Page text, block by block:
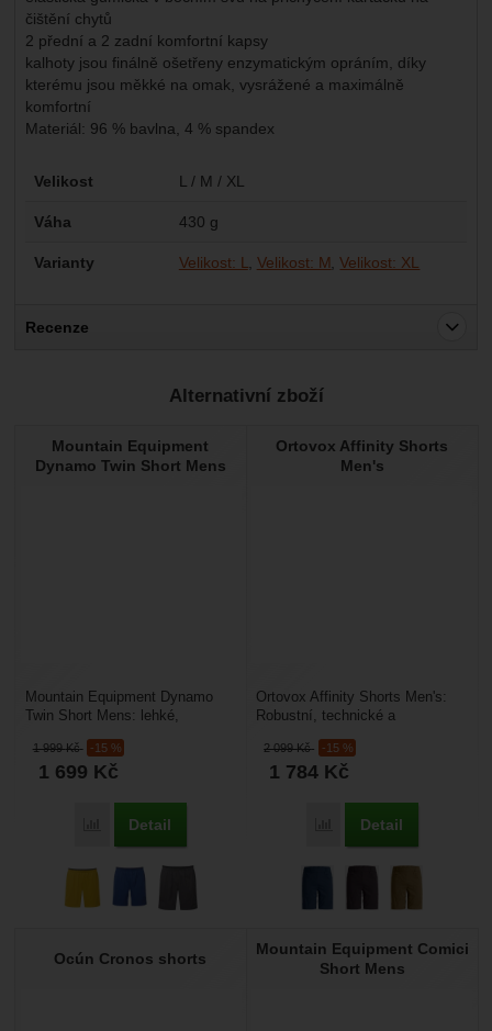
čištění chytů
2 přední a 2 zadní komfortní kapsy
kalhoty jsou finálně ošetřeny enzymatickým opráním, díky
kterému jsou měkké na omak, vysrážené a maximálně
komfortní
Materiál: 96 % bavlna, 4 % spandex
Parametry
Velikost L / M / XL
Váha 430 g
Varianty Velikost: L Velikost: M Velikost: XL
Recenze
Nebyla přidána žádná recenze.
Alternativní zboží
Mountain Equipment
Dynamo Twin Short Mens
1 999Kč -15 %
1 699 Kč
Porovnat
Detail
Mountain Equipment Dynamo
Twin Short Mens: lehké,
pro horský běh a letní...
Ortovox Affinity Shorts
Men's
2 099Kč -15 %
1 784 Kč
Porovnat
Detail
Ortovox Affinity Shorts Men's:
Robustní, technické a
navržené pro muže, kteří...
Ocún Cronos shorts
Mountain Equipment Comici
Short Mens